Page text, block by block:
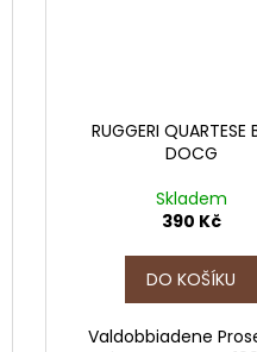
RUGGERI QUARTESE
DOCG
Skladem
390 Kč
DO KOŠÍKU
Valdobbiadene